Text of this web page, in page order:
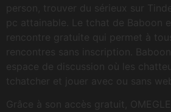
person, trouver du sérieux sur
pc attainable. Le tchat de Baboon
rencontre gratuite qui permet à
rencontres sans inscription.
espace de discussion où les
tchatcher et jouer avec ou sans
Grâce à son accès gratuit,